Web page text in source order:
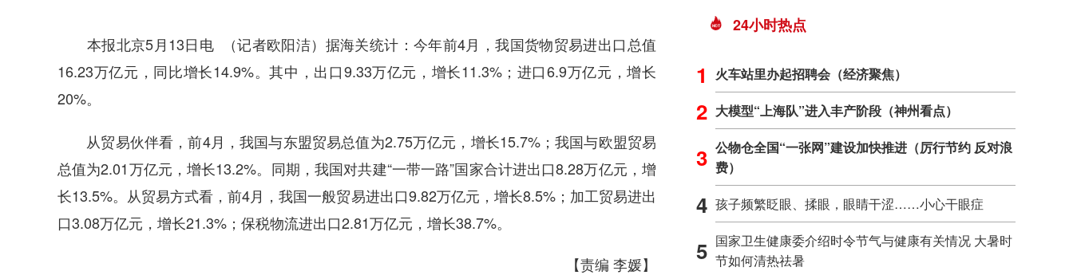
本报北京5月13日电 （记者欧阳洁）据海关统计：今年前4月，我国货物贸易进出口总值
16.23万亿元，同比增长14.9%。其中，出口9.33万亿元，增长11.3%；进口6.9万亿元，增长
20%。
从贸易伙伴看，前4月，我国与东盟贸易总值为2.75万亿元，增长15.7%；我国与欧盟贸易
总值为2.01万亿元，增长13.2%。同期，我国对共建“一带一路”国家合计进出口8.28万亿元，增
长13.5%。从贸易方式看，前4月，我国一般贸易进出口9.82万亿元，增长8.5%；加工贸易进出
口3.08万亿元，增长21.3%；保税物流进出口2.81万亿元，增长38.7%。
【责编 李媛】
24小时热点
1 火车站里办起招聘会（经济聚焦）
2 大模型“上海队”进入丰产阶段（神州看点）
3 公物仓全国“一张网”建设加快推进（厉行节约 反对浪
费）
4 孩子频繁眨眼、揉眼，眼睛干涩……小心干眼症
5 国家卫生健康委介绍时令节气与健康有关情况 大暑时
节如何清热祛暑